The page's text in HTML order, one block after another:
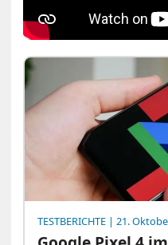
TESTBERICHTE | 21.